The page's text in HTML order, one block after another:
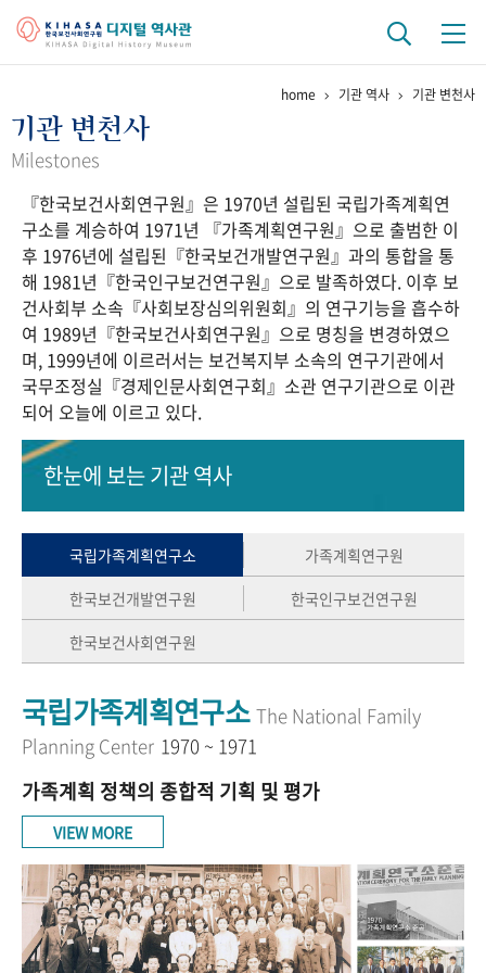
걸어온 길 기관 변천사
연구 역사
정책과 연구 키워드로 보는 연구 역사
연구자들
간행물 변천사
기록물 아카이브
사진 아카이브 문서 기록물 행정박물 영상 기록물
50+1 주년 기념
세계와 함께 한 KIHASA
VR 역사관
home 기관 역사 기관 변천사
기관 변천사
Milestones
『한국보건사회연구원』은 1970년 설립된 국립가족계획연
구소를 계승하여 1971년 『가족계획연구원』으로 출범한 이
후 1976년에 설립된『한국보건개발연구원』과의 통합을 통
해 1981년『한국인구보건연구원』으로 발족하였다. 이후 보
건사회부 소속『사회보장심의위원회』의 연구기능을 흡수하
여 1989년『한국보건사회연구원』으로 명칭을 변경하였으
며, 1999년에 이르러서는 보건복지부 소속의 연구기관에서
국무조정실『경제인문사회연구회』소관 연구기관으로 이관
되어 오늘에 이르고 있다.
한눈에 보는기관 역사
국립가족계획연구소
가족계획연구원
한국보건개발연구원
한국인구보건연구원
한국보건사회연구원
국립가족계획연구소 The National Family
Planning Center 1970 ~ 1971
가족계획 정책의 종합적 기획 및 평가
VIEW MORE